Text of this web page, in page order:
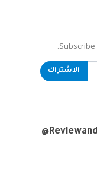
الاشتراك